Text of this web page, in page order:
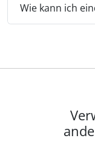
Wie kann ich